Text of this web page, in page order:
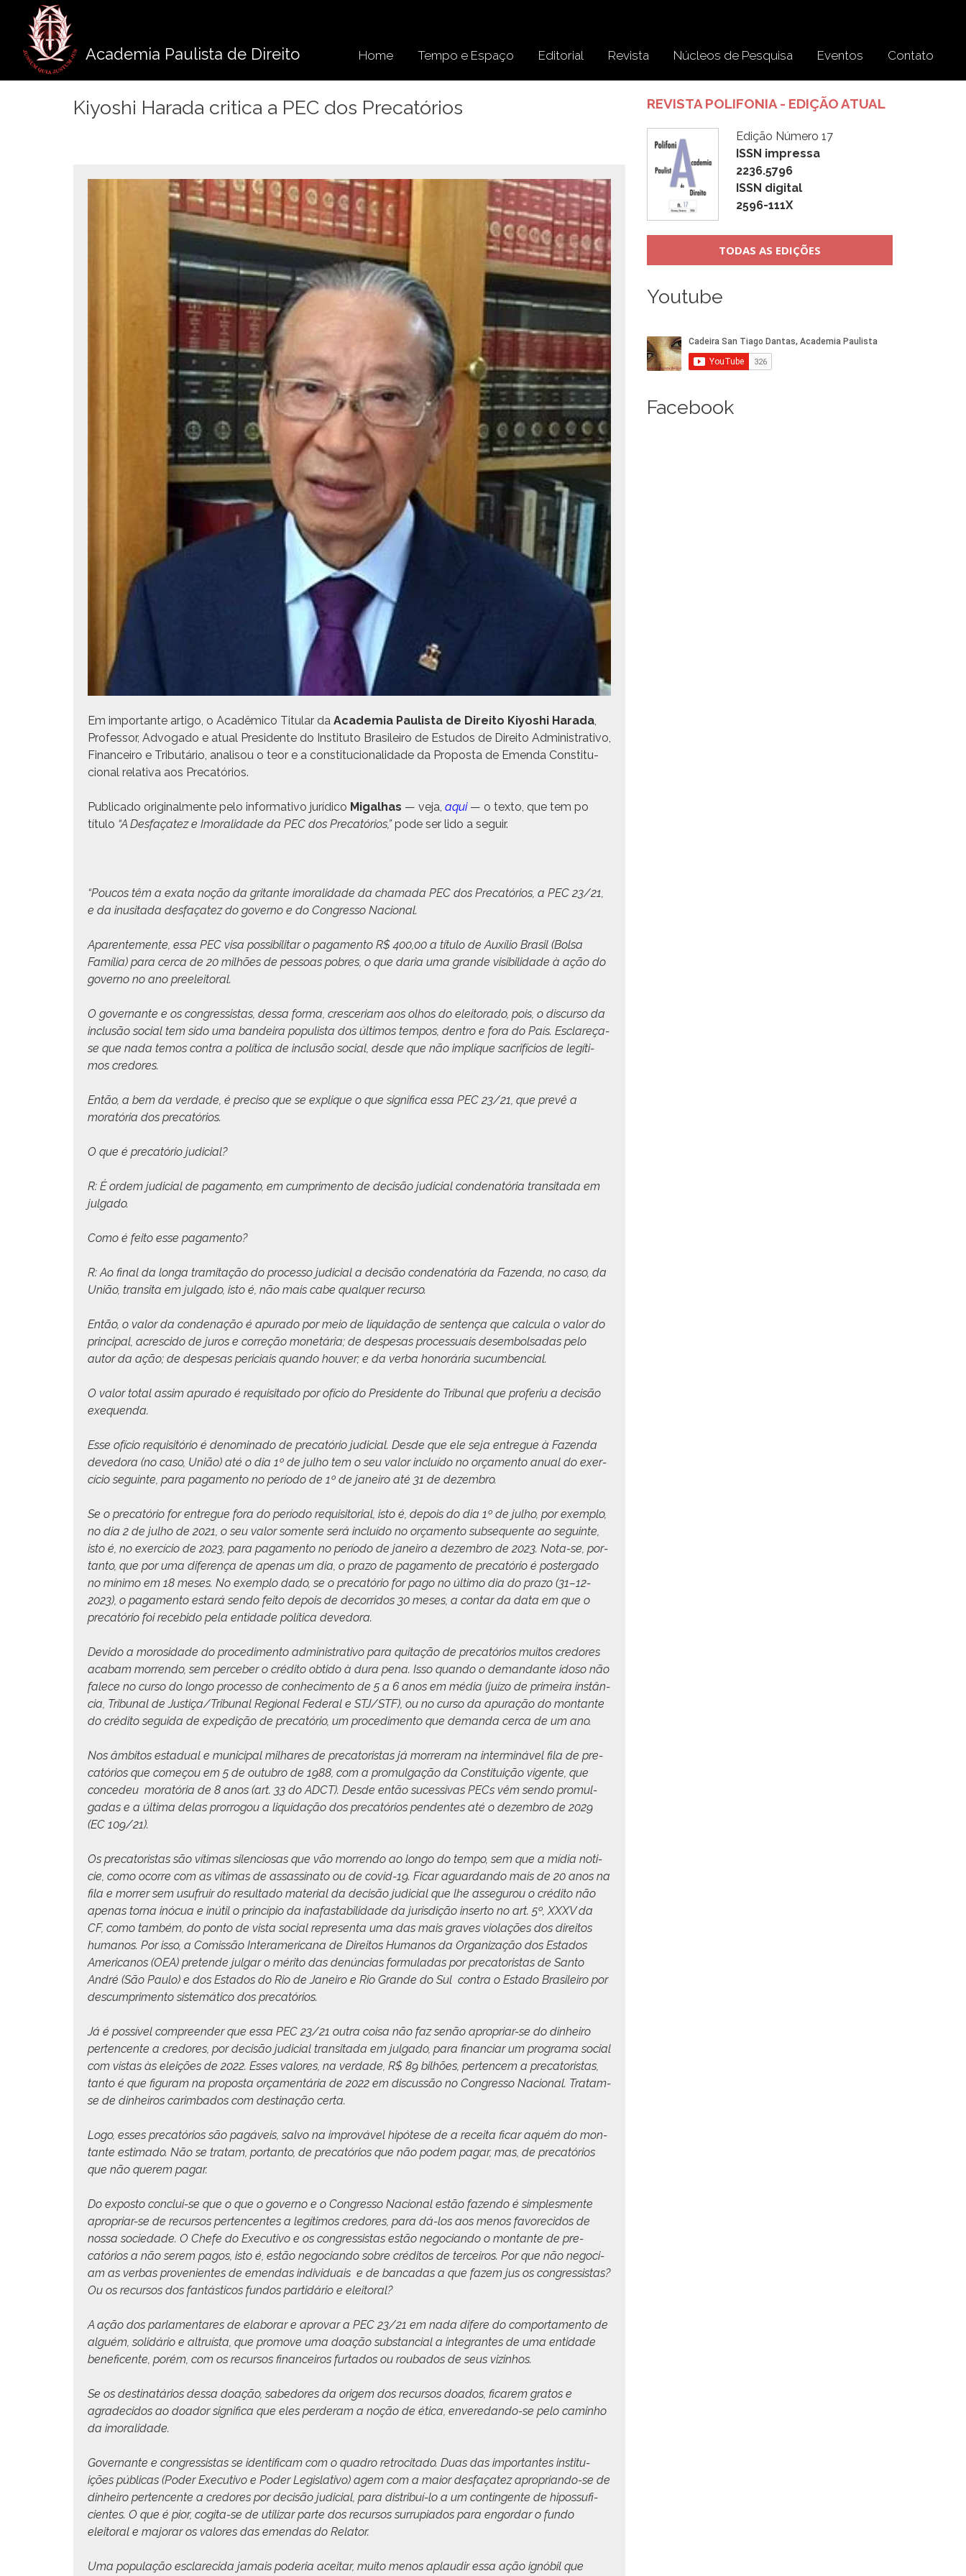
conteúdo
Academia Paulista de Direito Home Tempo e Espaço Editorial Revista Núcleos de Pesquisa Eventos Contato
Kiyoshi Harada critica a PEC dos Precatórios
Em impor­tante arti­go, o Acadêmi­co Tit­u­lar da Acad­e­mia Paulista de Dire­ito Kiyoshi Hara­da,
Pro­fes­sor, Advo­ga­do e atu­al Pres­i­dente do Insti­tu­to Brasileiro de Estu­dos de Dire­ito Admin­is­tra­ti­vo,
Finan­ceiro e Trib­utário, anal­isou o teor e a con­sti­tu­cional­i­dade da Pro­pos­ta de Emen­da Con­sti­tu­
cional rel­a­ti­va aos Precatórios.
Pub­li­ca­do orig­i­nal­mente pelo infor­ma­ti­vo jurídi­co Migal­has — veja, aqui— o tex­to, que tem po
títu­lo “A Des­façatez e Imoral­i­dade da PEC dos Pre­catórios,”pode ser lido a seguir.
“Poucos têm a exa­ta noção da gri­tante imoral­i­dade da chama­da PEC dos Pre­catórios, a PEC 23/21,
e da inusi­ta­da des­façatez do gov­er­no e do Con­gres­so Nacional.
Aparente­mente, essa PEC visa pos­si­bil­i­tar o paga­men­to R$ 400,00 a títu­lo de Auxílio Brasil (Bol­sa
Família) para cer­ca de 20 mil­hões de pes­soas pobres, o que daria uma grande vis­i­bil­i­dade à ação do
gov­er­no no ano preeleitoral.
O gov­er­nante e os con­gres­sis­tas, dessa for­ma, cresce­ri­am aos olhos do eleitora­do, pois, o dis­cur­so da
inclusão social tem sido uma ban­deira pop­ulista dos últi­mos tem­pos, den­tro e fora do País. Esclareça-
se que nada temos con­tra a políti­ca de inclusão social, des­de que não implique sac­ri­fí­cios de legí­ti­
mos credores.
Então, a bem da ver­dade, é pre­ciso que se explique o que sig­nifi­ca essa PEC 23/21, que pre­vê a
moratória dos precatórios.
O que é pre­catório judicial?
R: É ordem judi­cial de paga­men­to, em cumpri­men­to de decisão judi­cial con­de­natória tran­si­ta­da em
julgado.
Como é feito esse pagamento?
R: Ao final da lon­ga trami­tação do proces­so judi­cial a decisão con­de­natória da Fazen­da, no caso, da
União, tran­si­ta em jul­ga­do, isto é, não mais cabe qual­quer recurso.
Então, o val­or da con­de­nação é apu­ra­do por meio de liq­uidação de sen­tença que cal­cu­la o val­or do
prin­ci­pal, acresci­do de juros e cor­reção mon­etária; de despe­sas proces­suais desem­bol­sadas pelo
autor da ação; de despe­sas peri­ci­ais quan­do hou­ver; e da ver­ba hon­orária sucumbencial.
O val­or total assim apu­ra­do é req­ui­si­ta­do por ofí­cio do Pres­i­dente do Tri­bunal que pro­feriu a decisão
exequenda.
Esse ofí­cio req­ui­sitório é denom­i­na­do de pre­catório judi­cial. Des­de que ele seja entregue à Fazen­da
deve­do­ra (no caso, União) até o dia 1º de jul­ho tem o seu val­or incluí­do no orça­men­to anu­al do exer­
cí­cio seguinte, para paga­men­to no perío­do de 1º de janeiro até 31 de dezembro.
Se o pre­catório for entregue fora do perío­do req­ui­si­to­r­i­al, isto é, depois do dia 1º de jul­ho, por exem­p­lo,
no dia 2 de jul­ho de 2021, o seu val­or somente será incluí­do no orça­men­to sub­se­quente ao seguinte,
isto é, no exer­cí­cio de 2023, para paga­men­to no perío­do de janeiro a dezem­bro de 2023. Nota-se, por­
tan­to, que por uma difer­ença de ape­nas um dia, o pra­zo de paga­men­to de pre­catório é poster­ga­do
no mín­i­mo em 18 meses. No exem­p­lo dado, se o pre­catório for pago no últi­mo dia do pra­zo (31–12-
2023), o paga­men­to estará sendo feito depois de decor­ri­dos 30 meses, a con­tar da data em que o
pre­catório foi rece­bido pela enti­dade políti­ca devedora.
Dev­i­do a morosi­dade do pro­ced­i­men­to admin­is­tra­ti­vo para quitação de pre­catórios muitos cre­dores
acabam mor­ren­do, sem perce­ber o crédi­to obti­do à dura pena. Isso quan­do o deman­dante idoso não
falece no cur­so do lon­go proces­so de con­hec­i­men­to de 5 a 6 anos em média (juí­zo de primeira instân­
cia, Tri­bunal de Justiça/Tribunal Region­al Fed­er­al e STJ/STF), ou no cur­so da apu­ração do mon­tante
do crédi­to segui­da de expe­dição de pre­catório, um pro­ced­i­men­to que deman­da cer­ca de um ano.
Nos âmbitos estad­ual e munic­i­pal mil­hares de pre­ca­toris­tas já mor­reram na inter­mináv­el fila de pre­
catórios que começou em 5 de out­ubro de 1988, com a pro­mul­gação da Con­sti­tu­ição vigente, que
con­cedeu moratória de 8 anos (art. 33 do ADCT). Des­de então suces­si­vas PECs vêm sendo pro­mul­
gadas e a últi­ma delas pror­ro­gou a liq­uidação dos pre­catórios pen­dentes até o dezem­bro de 2029
(EC 109/21).
Os pre­ca­toris­tas são víti­mas silen­ciosas que vão mor­ren­do ao lon­go do tem­po, sem que a mídia noti­
cie, como ocorre com as víti­mas de assas­si­na­to ou de covid-19. Ficar aguardan­do mais de 20 anos na
fila e mor­rer sem usufruir do resul­ta­do mate­r­i­al da decisão judi­cial que lhe asse­gurou o crédi­to não
ape­nas tor­na inócua e inútil o princí­pio da inafasta­bil­i­dade da juris­dição inser­to no art. 5º, XXXV da
CF, como tam­bém, do pon­to de vista social rep­re­sen­ta uma das mais graves vio­lações dos dire­itos
humanos. Por isso, a Comis­são Inter­amer­i­cana de Dire­itos Humanos da Orga­ni­za­ção dos Esta­dos
Amer­i­canos (OEA) pre­tende jul­gar o méri­to das denún­cias for­mu­ladas por pre­ca­toris­tas de San­to
André (São Paulo) e dos Esta­dos do Rio de Janeiro e Rio Grande do Sul con­tra o Esta­do Brasileiro por
des­cumpri­men­to sis­temáti­co dos precatórios.
Já é pos­sív­el com­preen­der que essa PEC 23/21 out­ra coisa não faz senão apro­pri­ar-se do din­heiro
per­ten­cente a cre­dores, por decisão judi­cial tran­si­ta­da em jul­ga­do, para finan­ciar um pro­gra­ma social
com vis­tas às eleições de 2022. Ess­es val­ores, na ver­dade, R$ 89 bil­hões, per­tencem a pre­ca­toris­tas,
tan­to é que fig­u­ram na pro­pos­ta orça­men­tária de 2022 em dis­cussão no Con­gres­so Nacional. Tratam-
se de din­heiros carim­ba­dos com des­ti­nação certa.
Logo, ess­es pre­catórios são pagáveis, sal­vo na improváv­el hipótese de a recei­ta ficar aquém do mon­
tante esti­ma­do. Não se tratam, por­tan­to, de pre­catórios que não podem pagar, mas, de pre­catórios
que não querem pagar.
Do expos­to con­clui-se que o que o gov­er­no e o Con­gres­so Nacional estão fazen­do é sim­ples­mente
apro­pri­ar-se de recur­sos per­ten­centes a legí­ti­mos cre­dores, para dá-los aos menos favore­ci­dos de
nos­sa sociedade. O Chefe do Exec­u­ti­vo e os con­gres­sis­tas estão nego­cian­do o mon­tante de pre­
catórios a não serem pagos, isto é, estão nego­cian­do sobre crédi­tos de ter­ceiros. Por que não nego­ci­
am as ver­bas prove­nientes de emen­das indi­vid­u­ais e de ban­cadas a que fazem jus os con­gres­sis­tas?
Ou os recur­sos dos fan­tás­ti­cos fun­dos par­tidário e eleitoral?
A ação dos par­la­mentares de elab­o­rar e aprovar a PEC 23/21 em nada difere do com­por­ta­men­to de
alguém, solidário e altruís­ta, que pro­move uma doação sub­stan­cial a inte­grantes de uma enti­dade
benef­i­cente, porém, com os recur­sos finan­ceiros fur­ta­dos ou rou­ba­dos de seus vizinhos.
Se os des­ti­natários dessa doação, sabedores da origem dos recur­sos doa­d­os, ficarem gratos e
agrade­ci­dos ao doador sig­nifi­ca que eles perder­am a noção de éti­ca, enveredan­do-se pelo cam­in­ho
da imoralidade.
Gov­er­nante e con­gres­sis­tas se iden­ti­fi­cam com o quadro retroc­i­ta­do. Duas das impor­tantes insti­tu­
ições públi­cas (Poder Exec­u­ti­vo e Poder Leg­isla­ti­vo) agem com a maior des­façatez apro­prian­do-se de
din­heiro per­ten­cente a cre­dores por decisão judi­cial, para dis­tribuí-lo a um con­tin­gente de hipos­su­fi­
cientes. O que é pior, cogi­ta-se de uti­lizar parte dos recur­sos sur­ru­pi­a­dos para engor­dar o fun­do
eleitoral e majo­rar os val­ores das emen­das do Relator.
Uma pop­u­lação esclare­ci­da jamais pode­ria aceitar, muito menos aplaudir essa ação ignó­bil que
REVISTA POLIFONIA - EDIÇÃO ATUAL
Edição Número 17
ISSN impressa
2236.5796
ISSN digital
2596-111X
TODAS AS EDIÇÕES
Youtube
Facebook